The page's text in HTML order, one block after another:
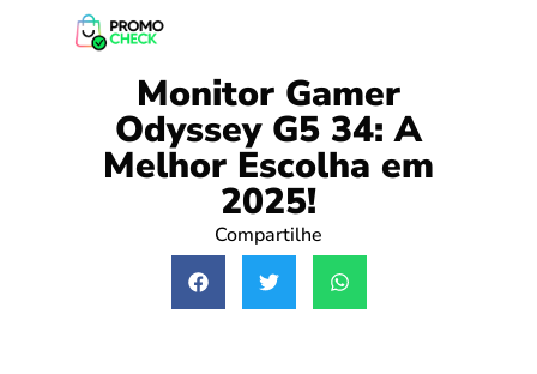
Monitor Gamer
Odyssey G5 34: A
Melhor Escolha em
2025!
Compartilhe